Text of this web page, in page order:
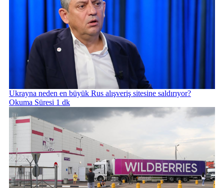
Ukrayna neden en büyük Rus alışveriş sitesine saldırıyor?
Okuma Süresi 1 dk